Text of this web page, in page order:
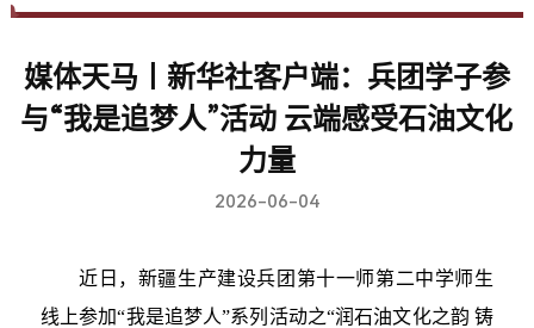
媒体天马丨新华社客户端：兵团学子参
与“我是追梦人”活动 云端感受石油文化
力量
2026-06-04
近日，新疆生产建设兵团第十一师第二中学师生
线上参加“我是追梦人”系列活动之“润石油文化之韵 铸